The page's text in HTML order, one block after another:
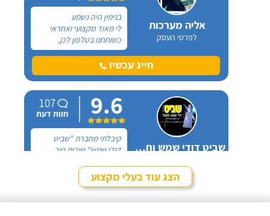
אליה מערכות
לפרטי העסק
בנימין היה נשמע
לי מאוד מקצועי ואחראי
כשוחחנו בטלפון לכן,
הזמנתי אותו להחלפת דוד
שמש וקולטים בבניין בו אני
גרה והוא אכן נתן שירות
עבודה נקייה ומסודרת.
חייג עכשיו
שביט דודי שמש וחשמל בע"מ
9.6
107
חוות דעת
קיבלתי מחברת "שביט
דודי שמש" שירות טוב,
אותם לא מזמן, כשהתפוצץ
לי הדוד שמש של הדירה.חייג עכשיו
הצג עוד בעלי מקצוע